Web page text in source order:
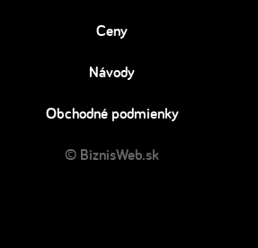
Ceny
Návody
Obchodné podmienky
© BiznisWeb.sk